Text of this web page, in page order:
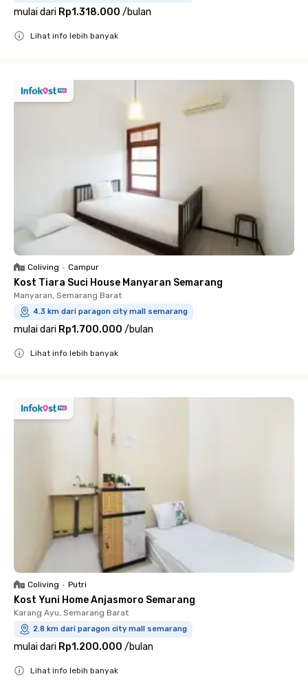
mulai dari Rp1.318.000 /bulan
Lihat info lebih banyak
Coliving • Campur
Kost Tiara Suci House Manyaran Semarang
Manyaran, Semarang Barat
4.3 km dari paragon city mall semarang
mulai dari Rp1.700.000 /bulan
Lihat info lebih banyak
Coliving • Putri
Kost Yuni Home Anjasmoro Semarang
Karang Ayu, Semarang Barat
2.8 km dari paragon city mall semarang
mulai dari Rp1.200.000 /bulan
Lihat info lebih banyak